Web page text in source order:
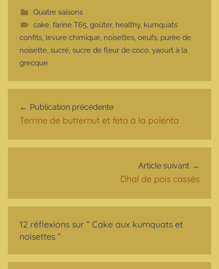
Quatre saisons
cake, farine T65, goûter, healthy, kumquats
confits, levure chimique, noisettes, oeufs, purée de
noisette, sucré, sucre de fleur de coco, yaourt à la
grecque
Publication précédente
Terrine de butternut et feta à la polenta
Article suivant
Dhal de pois cassés
12 réflexions sur “ Cake aux kumquats et
noisettes ”